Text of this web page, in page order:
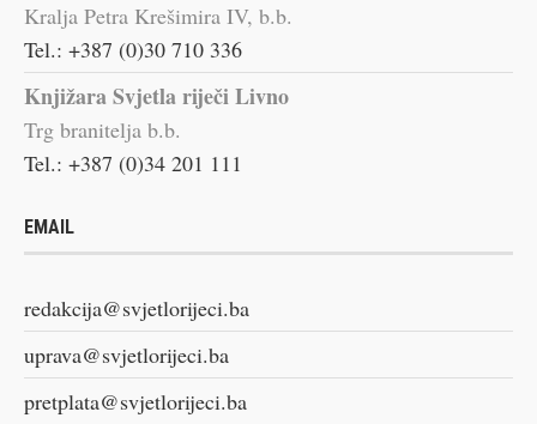
Kralja Petra Krešimira IV, b.b.
Tel.: +387 (0)30 710 336
Knjižara Svjetla riječi Livno
Trg branitelja b.b.
Tel.: +387 (0)34 201 111
EMAIL
redakcija@svjetlorijeci.ba
uprava@svjetlorijeci.ba
pretplata@svjetlorijeci.ba